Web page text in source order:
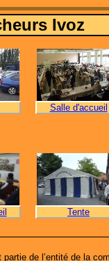
Ivoz
Salle d'accueil
Tente
de l’entité de la